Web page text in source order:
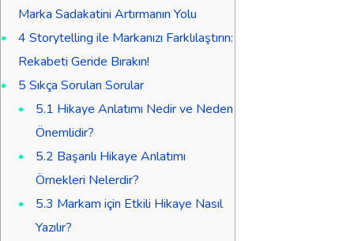
Marka Sadakatini Artırmanın Yolu
4 Storytelling ile Markanızı Farklılaştırın:
Rekabeti Geride Bırakın!
5 Sıkça Sorulan Sorular
5.1 Hikaye Anlatımı Nedir ve Neden
Önemlidir?
5.2 Başarılı Hikaye Anlatımı
Örnekleri Nelerdir?
5.3 Markam için Etkili Hikaye Nasıl
Yazılır?